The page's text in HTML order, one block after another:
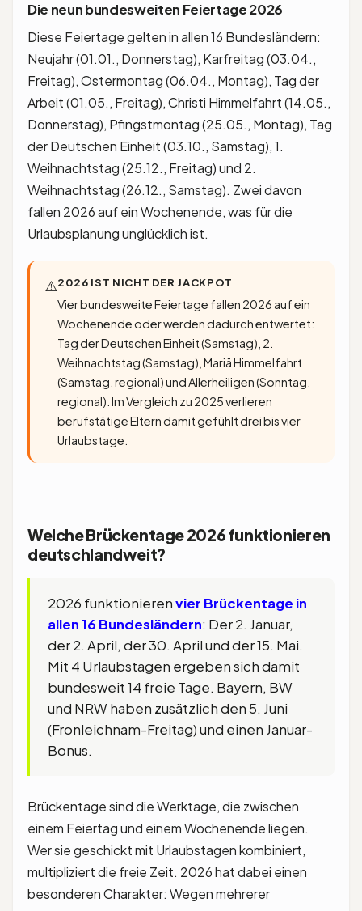
Die neun bundesweiten Feiertage 2026
Diese Feiertage gelten in allen 16 Bundesländern:
Neujahr (01.01., Donnerstag), Karfreitag (03.04.,
Freitag), Ostermontag (06.04., Montag), Tag der
Arbeit (01.05., Freitag), Christi Himmelfahrt (14.05.,
Donnerstag), Pfingstmontag (25.05., Montag), Tag
der Deutschen Einheit (03.10., Samstag), 1.
Weihnachtstag (25.12., Freitag) und 2.
Weihnachtstag (26.12., Samstag). Zwei davon
fallen 2026 auf ein Wochenende, was für die
Urlaubsplanung unglücklich ist.
⚠️2026 IST NICHT DER JACKPOT
Vier bundesweite Feiertage fallen 2026 auf ein
Wochenende oder werden dadurch entwertet:
Tag der Deutschen Einheit (Samstag), 2.
Weihnachtstag (Samstag), Mariä Himmelfahrt
(Samstag, regional) und Allerheiligen (Sonntag,
regional). Im Vergleich zu 2025 verlieren
berufstätige Eltern damit gefühlt drei bis vier
Urlaubstage.
Welche Brückentage 2026 funktionieren
deutschlandweit?
2026 funktionierenvier Brückentage in
allen 16 Bundesländern: Der 2. Januar,
der 2. April, der 30. April und der 15. Mai.
Mit 4 Urlaubstagen ergeben sich damit
bundesweit 14 freie Tage. Bayern, BW
und NRW haben zusätzlich den 5. Juni
(Fronleichnam-Freitag) und einen Januar-
Bonus.
Brückentage sind die Werktage, die zwischen
einem Feiertag und einem Wochenende liegen.
Wer sie geschickt mit Urlaubstagen kombiniert,
multipliziert die freie Zeit. 2026 hat dabei einen
besonderen Charakter: Wegen mehrerer